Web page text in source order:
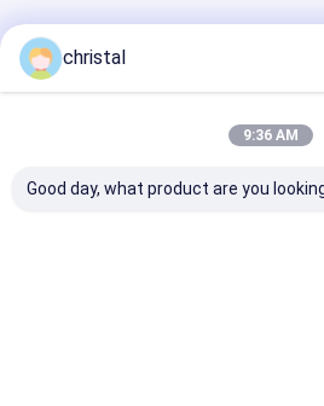
추천된 제품
christal
9:36 AM
Good day, what product are you